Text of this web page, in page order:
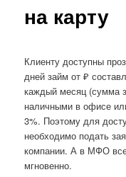
на карту
Клиенту доступны
дней займ от ₽
каждый месяц (сумма
наличными в офисе
3%. Поэтому для
необходимо подать
компании. А в МФО
мгновенно.